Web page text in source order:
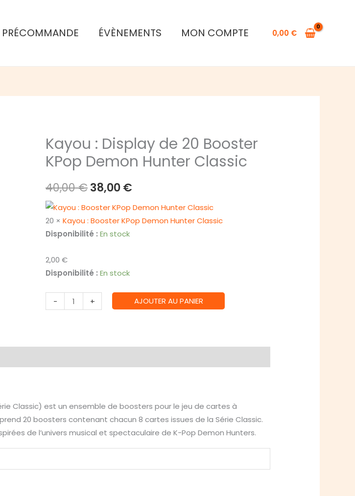
PRÉCOMMANDE ÉVÈNEMENTS MON COMPTE 0,00 €
Kayou : Display de 20 Booster
KPop Demon Hunter Classic
40,00€Le
prix
initial
40,00 €.
38,00€
prix
actuel
20 × Kayou : Booster KPop Demon Hunter Classic
Disponibilité : En stock
2,00 €
Disponibilité : En stock
-
quantité
de
de
KPop
Demon
Hunter
+ AJOUTER AU PANIER
Classic) est un ensemble de boosters pour le jeu de cartes à
20 boosters contenant chacun 8 cartes issues de la Série Classic.
de l’univers musical et spectaculaire de K-Pop Demon Hunters.
38,00 €.